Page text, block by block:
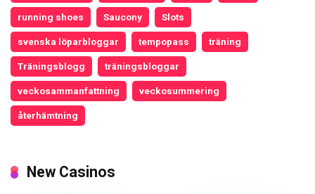
running shoes Saucony Slots
svenska löparbloggar tempopass träning
Träningsblogg träningsbloggar
veckosammanfattning veckosummering
återhämtning
New Casinos